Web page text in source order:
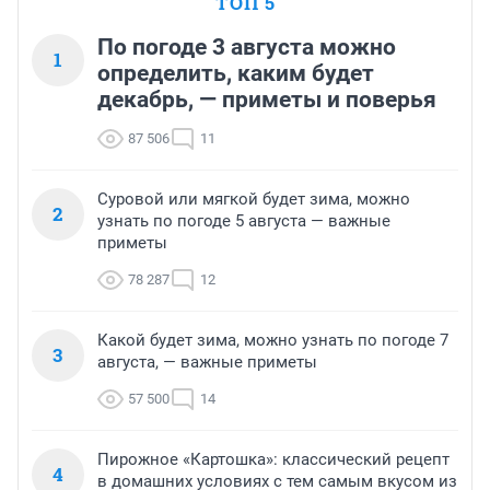
1
По погоде 3 августа можно
определить, каким будет
декабрь, — приметы и поверья
87 506 11
2
Суровой или мягкой будет зима, можно
узнать по погоде 5 августа — важные
приметы
78 287 12
3
Какой будет зима, можно узнать по погоде 7
августа, — важные приметы
57 500 14
4
Пирожное «Картошка»: классический рецепт
в домашних условиях с тем самым вкусом из